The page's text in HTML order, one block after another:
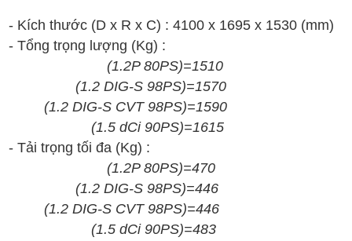
- Kích thước (D x R x C) :4100 x 1695 x 1530 (mm)
- Tổng trọng lượng (Kg) :
(1.2P 80PS)=1510
(1.2 DIG-S 98PS)=1570
(1.2 DIG-S CVT 98PS)=1590
(1.5 dCi90PS)=1615
- Tải trọng tốiđa (Kg) :
(1.2P 80PS)=470
(1.2 DIG-S 98PS)=446
(1.2 DIG-S CVT 98PS)=446
(1.5 dCi90PS)=483